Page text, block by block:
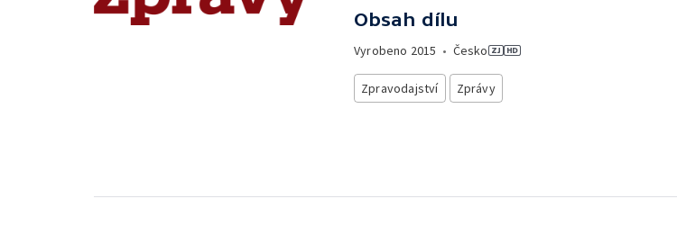
Obsah dílu
Vyrobeno 2015 • Česko
Zpravodajství Zprávy